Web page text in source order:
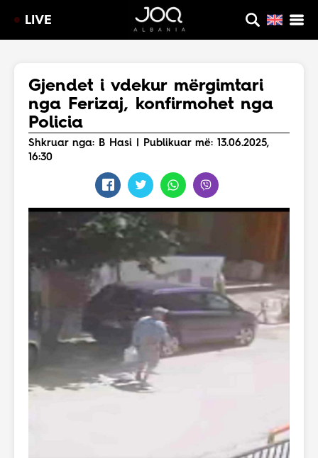
LIVE
Gjendet i vdekur mërgimtari
nga Ferizaj, konfirmohet nga
Policia
Shkruar nga: B Hasi | Publikuar më: 13.06.2025,
16:30